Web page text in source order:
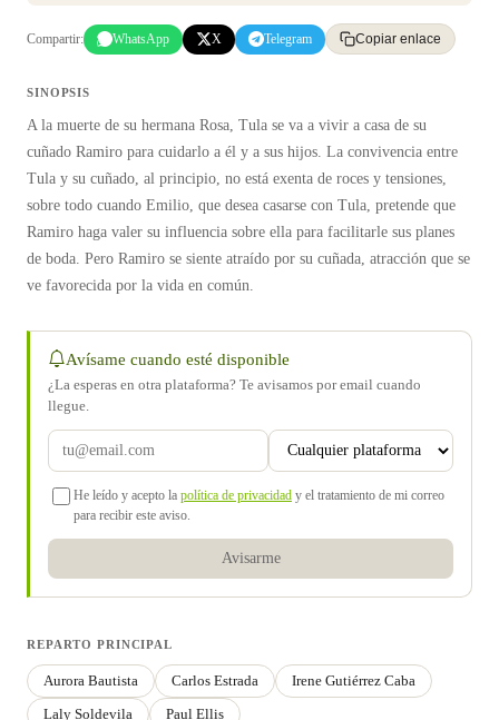
Compartir: WhatsApp X Telegram Copiar enlace
SINOPSIS
A la muerte de su hermana Rosa, Tula se va a vivir a casa de su
cuñado Ramiro para cuidarlo a él y a sus hijos. La convivencia entre
Tula y su cuñado, al principio, no está exenta de roces y tensiones,
sobre todo cuando Emilio, que desea casarse con Tula, pretende que
Ramiro haga valer su influencia sobre ella para facilitarle sus planes
de boda. Pero Ramiro se siente atraído por su cuñada, atracción que se
ve favorecida por la vida en común.
Avísame cuando esté disponible
¿La esperas en otra plataforma? Te avisamos por email cuando
llegue.
He leído y acepto la política de privacidad y el tratamiento de mi correo
para recibir este aviso.
Avisarme
REPARTO PRINCIPAL
Aurora Bautista Carlos Estrada
Irene Gutiérrez Caba
Laly Soldevila
Paul Ellis